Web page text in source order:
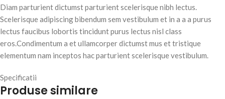
Diam parturient dictumst parturient scelerisque nibh lectus.
Scelerisque adipiscing bibendum sem vestibulum et in a a a purus
lectus faucibus lobortis tincidunt purus lectus nisl class
eros.Condimentum a et ullamcorper dictumst mus et tristique
elementum nam inceptos hac parturient scelerisque vestibulum.
Specificatii
Produse similare